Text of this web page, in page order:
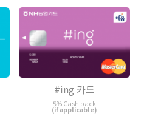
#ing 카드
5% Cash back
(if applicable)